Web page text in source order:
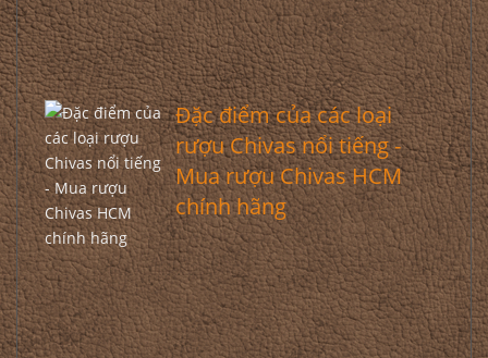
Đặc điểm của các loại
rượu Chivas nổi tiếng -
Mua rượu Chivas HCM
chính hãng